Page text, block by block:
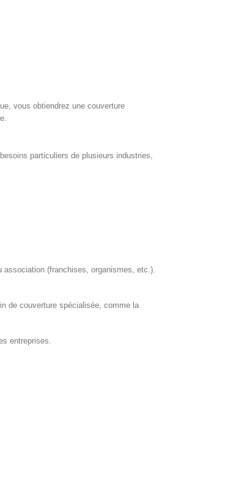
vous obtiendrez une couverture
particuliers de plusieurs industries,
association (franchises, organismes, etc.).
de couverture spécialisée, comme la
entreprises.